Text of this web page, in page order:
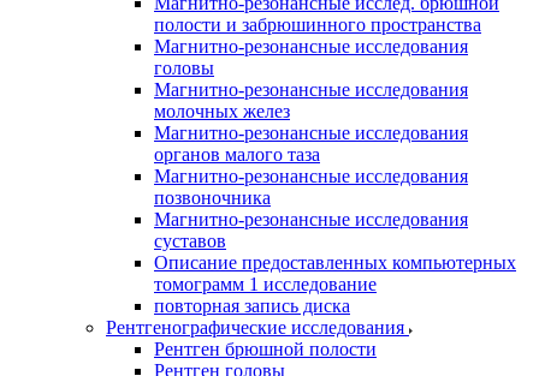
полости и забрюшинного пространства
Магнитно-резонансные исследования
головы
Магнитно-резонансные исследования
молочных желез
Магнитно-резонансные исследования
органов малого таза
Магнитно-резонансные исследования
позвоночника
Магнитно-резонансные исследования
суставов
Описание предоставленных компьютерных
томограмм 1 исследование
повторная запись диска
Рентгенографические исследования
Рентген брюшной полости
Рентген головы